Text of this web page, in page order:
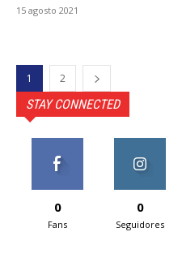
15 agosto 2021
1 2
STAY CONNECTED
0
Fans
0
Seguidores